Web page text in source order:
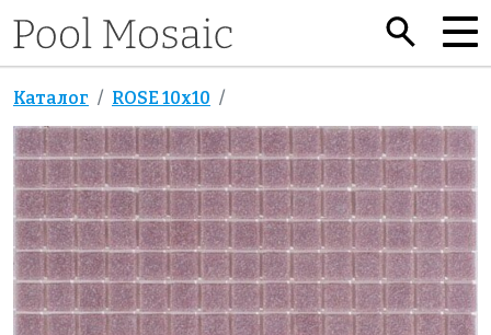
Каталог ROSE 10x10